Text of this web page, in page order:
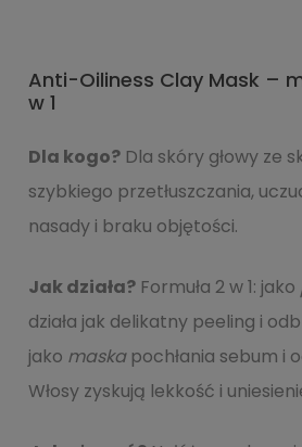
Anti-Oiliness Clay Mask –
w 1
Dla kogo? Dla skóry głowy ze
szybkiego przetłuszczania,
nasady i braku objętości.
Jak działa? Formuła 2 w 1: jako
działa jak delikatny peeling i
jako maskapochłania sebum i
Włosy zyskują lekkość i